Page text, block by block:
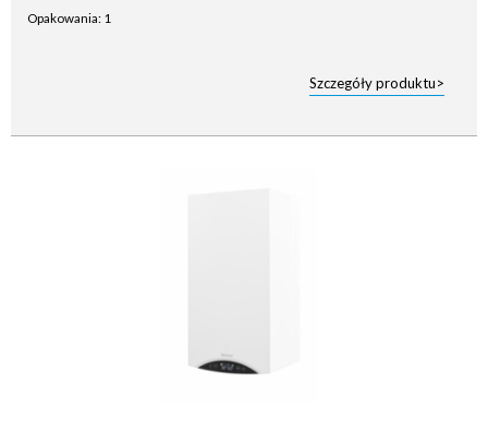
Opakowania: 1
Szczegóły produktu>